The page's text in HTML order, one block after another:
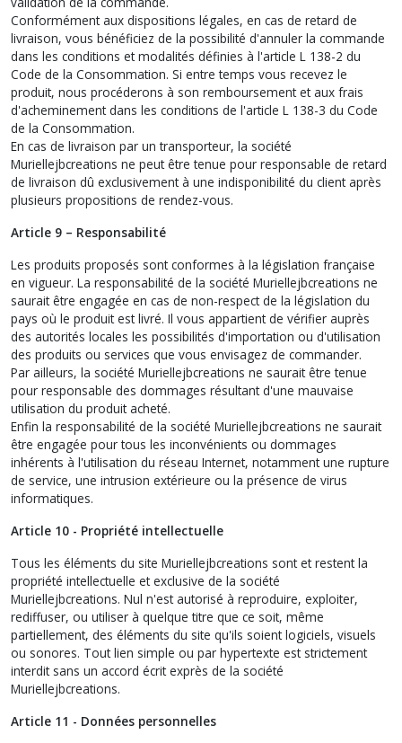
Conformément aux dispositions légales, en cas de retard de
livraison, vous bénéficiez de la possibilité d'annuler la commande
dans les conditions et modalités définies à l'article L 138-2 du
Code de la Consommation. Si entre temps vous recevez le
produit, nous procéderons à son remboursement et aux frais
d'acheminement dans les conditions de l'article L 138-3 du Code
de la Consommation.
En cas de livraison par un transporteur, la société
Muriellejbcreations ne peut être tenue pour responsable de retard
de livraison dû exclusivement à une indisponibilité du client après
plusieurs propositions de rendez-vous.
Article 9 – Responsabilité
Les produits proposés sont conformes à la législation française
en vigueur. La responsabilité de la société Muriellejbcreations ne
saurait être engagée en cas de non-respect de la législation du
pays où le produit est livré. Il vous appartient de vérifier auprès
des autorités locales les possibilités d'importation ou d'utilisation
des produits ou services que vous envisagez de commander.
Par ailleurs, la société Muriellejbcreations ne saurait être tenue
pour responsable des dommages résultant d'une mauvaise
utilisation du produit acheté.
Enfin la responsabilité de la société Muriellejbcreations ne saurait
être engagée pour tous les inconvénients ou dommages
inhérents à l'utilisation du réseau Internet, notamment une rupture
de service, une intrusion extérieure ou la présence de virus
informatiques.
Article 10 - Propriété intellectuelle
Tous les éléments du site Muriellejbcreations sont et restent la
propriété intellectuelle et exclusive de la société
Muriellejbcreations. Nul n'est autorisé à reproduire, exploiter,
rediffuser, ou utiliser à quelque titre que ce soit, même
partiellement, des éléments du site qu'ils soient logiciels, visuels
ou sonores. Tout lien simple ou par hypertexte est strictement
interdit sans un accord écrit exprès de la société
Muriellejbcreations.
Article 11 - Données personnelles